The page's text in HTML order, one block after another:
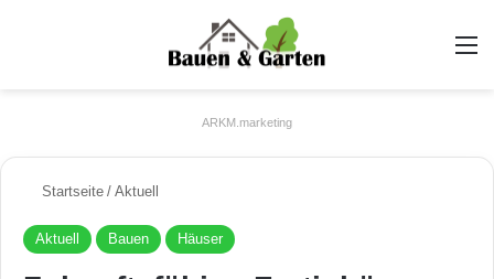
ARKM.marketing
Startseite / Aktuell
Aktuell Bauen Häuser